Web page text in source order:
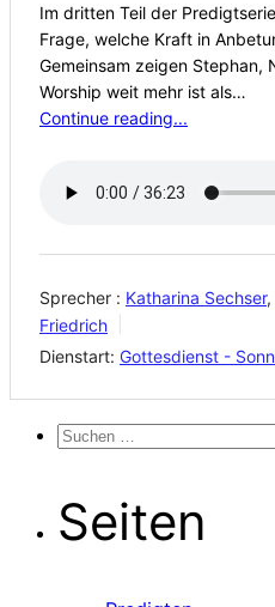
Im dritten Teil der
Frage, welche Kraft in
Gemeinsam zeigen Stephan,
Worship weit mehr ist als…
Continue reading...
Sprecher : Katharina Sechser,
Friedrich
Dienstart: Gottesdienst -
Suchen
Seiten